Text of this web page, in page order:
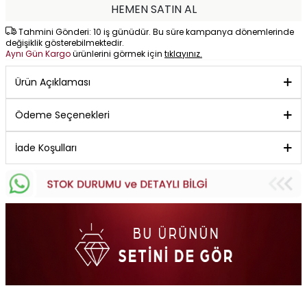
HEMEN SATIN AL
Tahmini Gönderi: 10 iş günüdür. Bu süre kampanya dönemlerinde
değişiklik gösterebilmektedir.
Aynı Gün Kargoürünlerini görmek için tıklayınız.
Ürün Açıklaması
Ödeme Seçenekleri
İade Koşulları